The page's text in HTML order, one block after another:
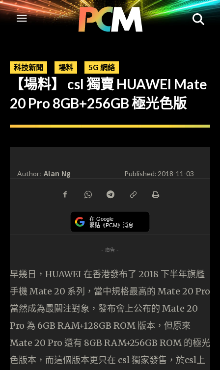
科技新聞 場料 5G 網絡
【場料】 csl 獨賣 HUAWEI Mate
20 Pro 8GB+256GB 極光色版
Author: Alan Ng Published:2018-11-03
在 Google
緊貼《PCM》消息
- 廣告 -
早幾日，HUAWEI 在香港發布了 2018 下半年旗艦
手機 Mate 20 系列，當中規格最高的 Mate 20 Pro
當然成為最關注對象，發布會上公布的 Mate 20
Pro 為 6GB RAM+128GB ROM 版本，但原來
Mate 20 Pro 還有 8GB RAM+256GB ROM 的極光
色版本，而這個版本更只在 csl 獨家發售，於csl上